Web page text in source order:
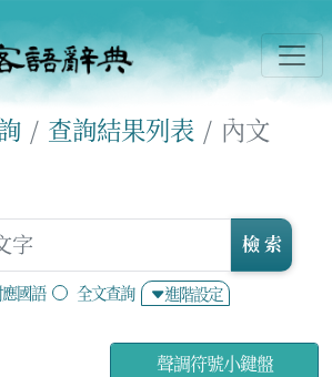
查詢結果列表 內文
國語 全文查詢 進階設定
檢 索
聲調符號小鍵盤